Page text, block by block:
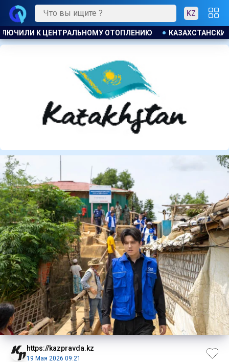
KZ
ТАЕКВОНДИСТЫ ЗАВОЕВАЛИ ЧЕТЫРЕ МЕДАЛИ
https://kazpravda.kz
19 Мая 2026 09:21